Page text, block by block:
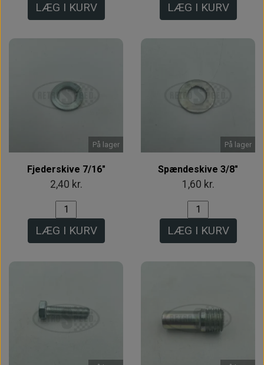
LÆG I KURV LÆG I KURV
På lager
Fjederskive 7/16"
2,40 kr.
LÆG I KURV
På lager
Spændeskive 3/8"
1,60 kr.
LÆG I KURV